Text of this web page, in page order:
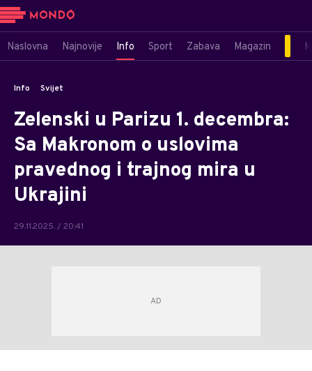
Naslovna Najnovije Info Sport Zabava Magazin
Info Svijet
Zelenski u Parizu 1. decembra:
Sa Makronom o uslovima
pravednog i trajnog mira u
Ukrajini
29.11.2025. / 20:41